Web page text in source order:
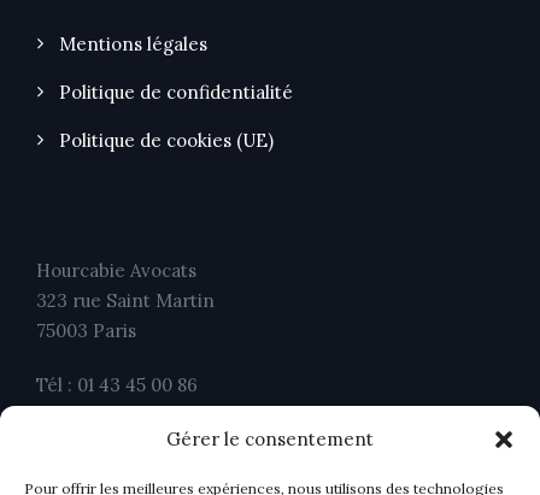
Gérer le consentement
Pour offrir les meilleures expériences, nous utilisons des technologies
Mentions légales
Politique de confidentialité
Politique de cookies (UE)
Hourcabie Avocats
323 rue Saint Martin
75003 Paris
Tél : 01 43 45 00 86
contact@ahavocats.fr